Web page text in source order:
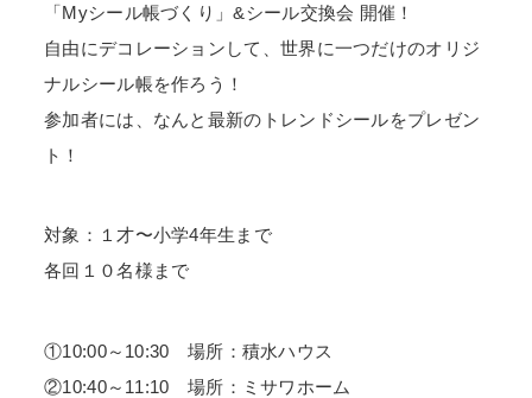
「Myシール帳づくり」&シール交換会 開催！
自由にデコレーションして、世界に一つだけのオリジ
ナルシール帳を作ろう！
参加者には、なんと最新のトレンドシールをプレゼン
ト！
対象：１才〜小学4年生まで
各回１０名様まで
①10:00～10:30 場所：積水ハウス
②10:40～11:10 場所：ミサワホーム